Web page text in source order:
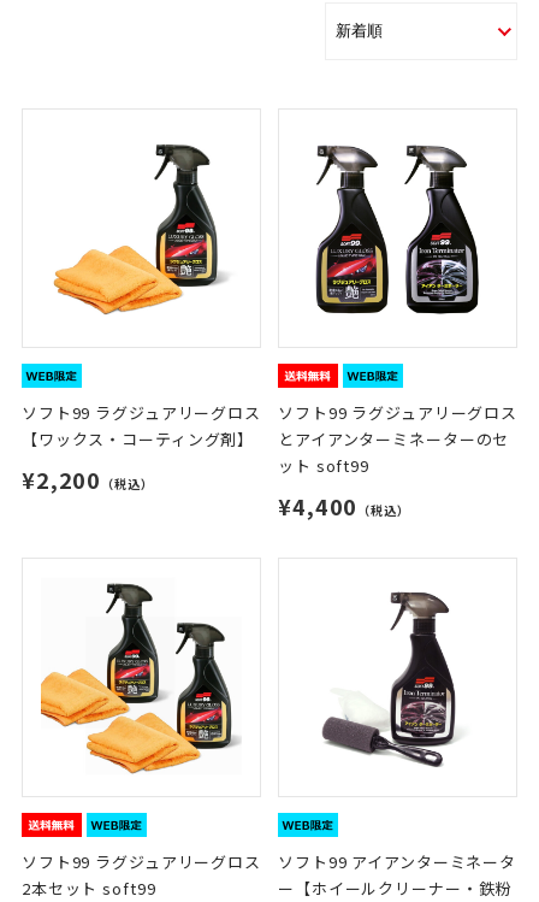
ソフト99 ラグジュアリーグロス
【ワックス・コーティング剤】
¥2,200 （税込）
ソフト99 ラグジュアリーグロス
とアイアンターミネーターのセ
ット soft99
¥4,400 （税込）
ソフト99 ラグジュアリーグロス
2本セット soft99
ソフト99 アイアンターミネータ
ー【ホイールクリーナー・鉄粉